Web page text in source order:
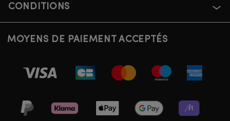
CONDITIONS
MOYENS DE PAIEMENT ACCEPTÉS